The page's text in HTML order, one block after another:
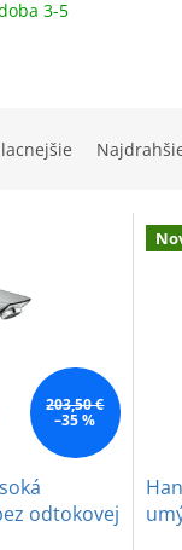
3-5
203,50 €
–35 %
odtokovej